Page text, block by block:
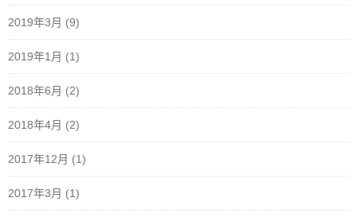
2019年3月 (9)
2019年1月 (1)
2018年6月 (2)
2018年4月 (2)
2017年12月 (1)
2017年3月 (1)